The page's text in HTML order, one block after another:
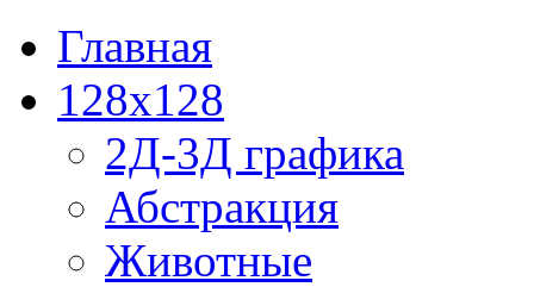
Главная
128x128
2Д-3Д графика
Абстракция
Животные